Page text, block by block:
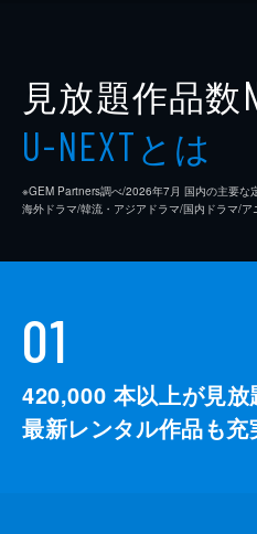
見放題作品数
U-NEXTとは
※GEM Partners調べ/2026年7⽉ 国内の主要な
海外ドラマ/韓流・アジアドラマ/国内ドラマ/ア
01
420,000 本以上が見放
最新レンタル作品も充